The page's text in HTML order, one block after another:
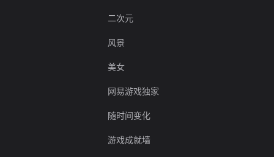
二次元
风景
美女
网易游戏独家
随时间变化
游戏成就墙